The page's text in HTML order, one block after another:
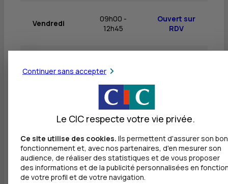
Vendredi
09h00 -
12h45
Ouvert sur
RDV
Fermé
Autres agences les plus proches
BANQUE TRANSATLANTIQUE - PLANS ÉTRANGERS
Continuer sans accepter
Le CIC respecte votre vie privée.
Ce site utilise des cookies. Ils permettent d'assurer son bon
fonctionnement et, avec nos partenaires, d'en mesurer son
audience, de réaliser des statistiques et de vous proposer
des informations et de la publicité personnalisées en
de votre profil et de votre navigation.